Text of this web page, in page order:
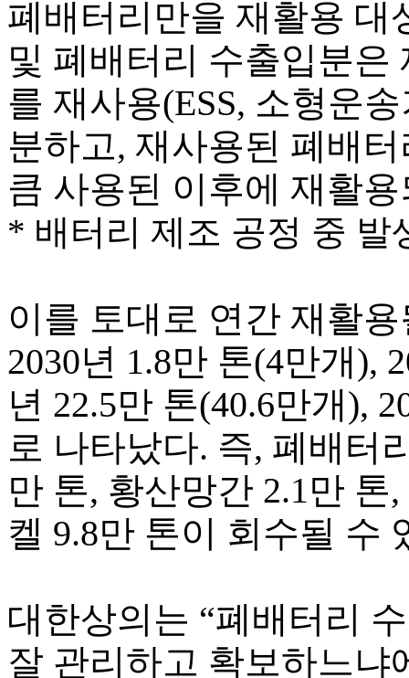
폐배터리만을 재활용
및 폐배터리 수출입분은
를 재사용(ESS, 소형운
분하고, 재사용된 폐배
큼 사용된 이후에 재활
* 배터리 제조 공정 중 발
이를 토대로 연간 재활
2030년 1.8만 톤(4만개),
년 22.5만 톤(40.6만개),
로 나타났다. 즉, 폐배터
만 톤, 황산망간 2.1만
켈 9.8만 톤이 회수될 수
대한상의는 “폐배터리
잘 관리하고 확보하느냐